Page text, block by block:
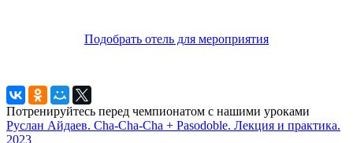
Подобрать отель для мероприятия
Потренируйтесь перед чемпионатом с нашими уроками
Руслан Айдаев. Cha-Cha-Cha + Pasodoble. Лекция и практика.
2023